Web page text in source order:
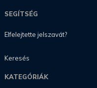
SEGÍTSÉG
Elfelejtette jelszavát?
Keresés
KATEGÓRIÁK